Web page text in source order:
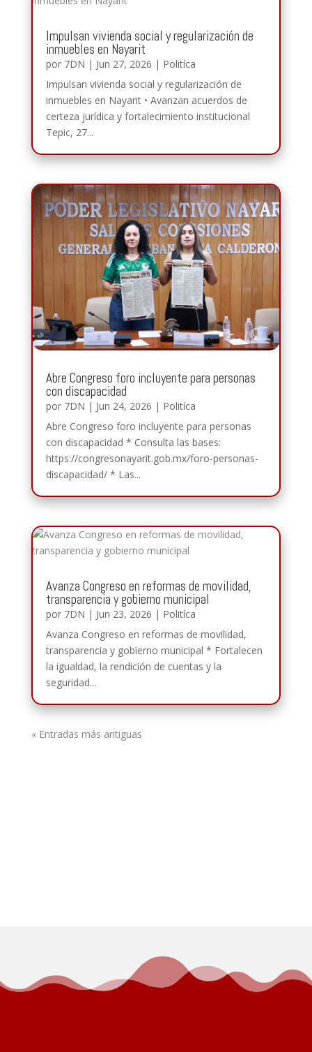
Impulsan vivienda social y regularización de
inmuebles en Nayarit
por 7DN | Jun 27, 2026 | Politíca
Impulsan vivienda social y regularización de
inmuebles en Nayarit • Avanzan acuerdos de
certeza jurídica y fortalecimiento institucional
Tepic, 27...
Abre Congreso foro incluyente para personas
con discapacidad
por 7DN | Jun 24, 2026 | Politíca
Abre Congreso foro incluyente para personas
con discapacidad * Consulta las bases:
https://congresonayarit.gob.mx/foro-personas-
discapacidad/ * Las...
Avanza Congreso en reformas de movilidad,
transparencia y gobierno municipal
por 7DN | Jun 23, 2026 | Politíca
Avanza Congreso en reformas de movilidad,
transparencia y gobierno municipal * Fortalecen
la igualdad, la rendición de cuentas y la
seguridad...
« Entradas más antiguas